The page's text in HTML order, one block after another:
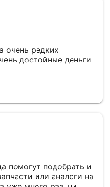
очень редких
достойные деньги
помогут подобрать и
или аналоги на